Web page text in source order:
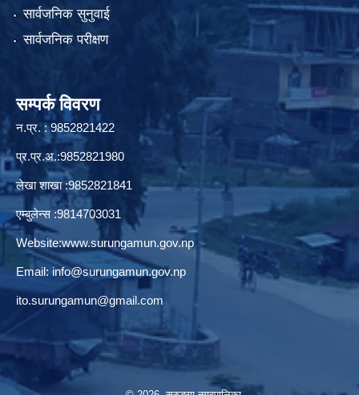
सार्वजनिक सुनुवाई
सार्वजनिक परीक्षण
सम्पर्क विवरण
न.प्र. : 9852821422
प्र.प्र.अ.:9852821980
लेखा शाखा :9852821841
एम्बुलेन्स :9814703031
Website:www.surungamun.gov.np
Email: info@surungamun.gov.np
ito.surungamun@gmail.com